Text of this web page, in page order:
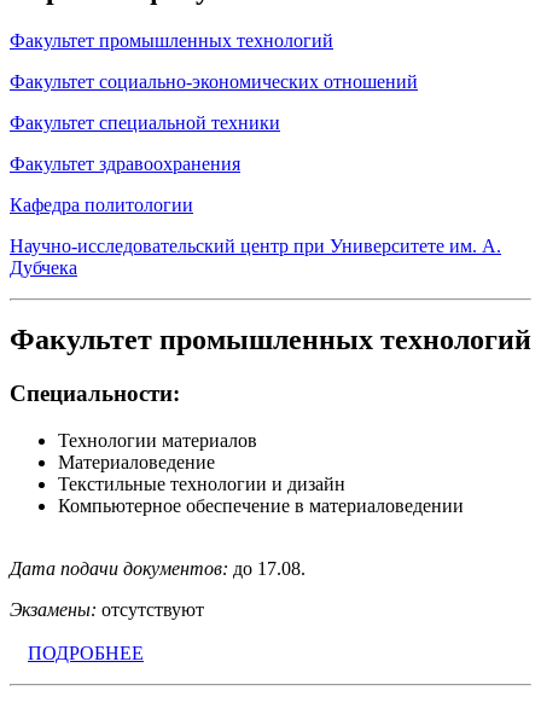
Факультет промышленных технологий
Факультет социально-экономических отношений
Факультет специальной техники
Факультет здравоохранения
Кафедра политологии
Научно-исследовательский центр при Университете им. А.
Дубчека
Факультет промышленных технологий
Специальности:
Технологии материалов
Материаловедение
Текстильные технологии и дизайн
Компьютерное обеспечение в материаловедении
Дата подачи документов: до 17.08.
Экзамены: отсутствуют
ПОДРОБНЕЕ